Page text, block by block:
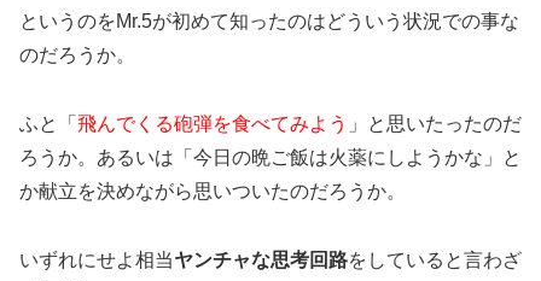
というのをMr.5が初めて知ったのはどういう状況での事な
のだろうか。
ふと「 飛んでくる砲弾を食べてみよう 」と思いたったのだ
ろうか。あるいは「今日の晩ご飯は火薬にしようかな」と
か献立を決めながら思いついたのだろうか。
いずれにせよ相当ヤンチャな思考回路をしていると言わざ